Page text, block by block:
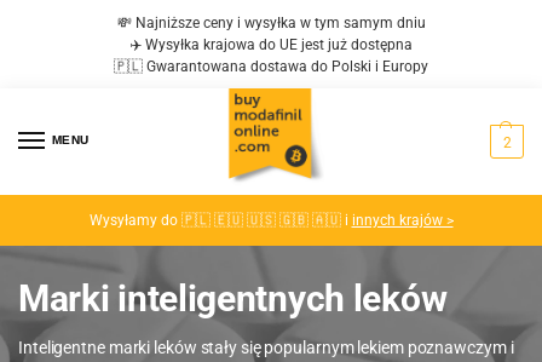
💸 Najniższe ceny i wysyłka w tym samym dniu
✈️ Wysyłka krajowa do UE jest już dostępna
🇵🇱 Gwarantowana dostawa do Polski i Europy
MENU 2
Wysyłamy do 🇵🇱 🇪🇺 🇺🇸 🇬🇧 🇦🇺 i innych krajów >
Marki inteligentnych leków
Inteligentne marki leków stały się popularnym lekiem poznawczym i